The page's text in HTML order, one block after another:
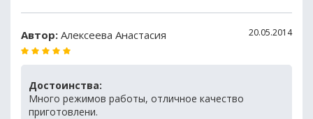
Автор: Алексеева Анастасия 20.05.2014
Достоинства:
Много режимов работы, отличное качество
приготовлени.